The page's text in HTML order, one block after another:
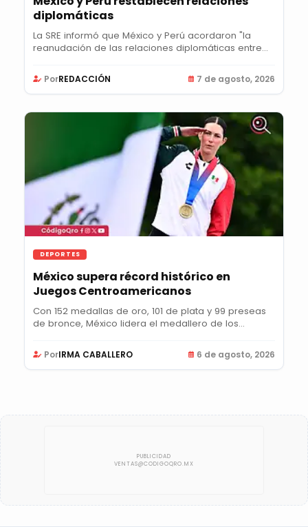
diplomáticas
La SRE informó que México y Perú acordaron "la
reanudación de las relaciones diplomáticas entre...
PorREDACCIÓN 7 de agosto, 2026
DEPORTES
México supera récord histórico en
Juegos Centroamericanos
Con 152 medallas de oro, 101 de plata y 99 preseas
de bronce, México lidera el medallero de los...
PorIRMA CABALLERO 6 de agosto, 2026